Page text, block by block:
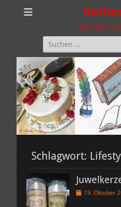
Das Leben in
Suchen
nach:
Schlagwort:
Veröffentlicht
19. Oktober